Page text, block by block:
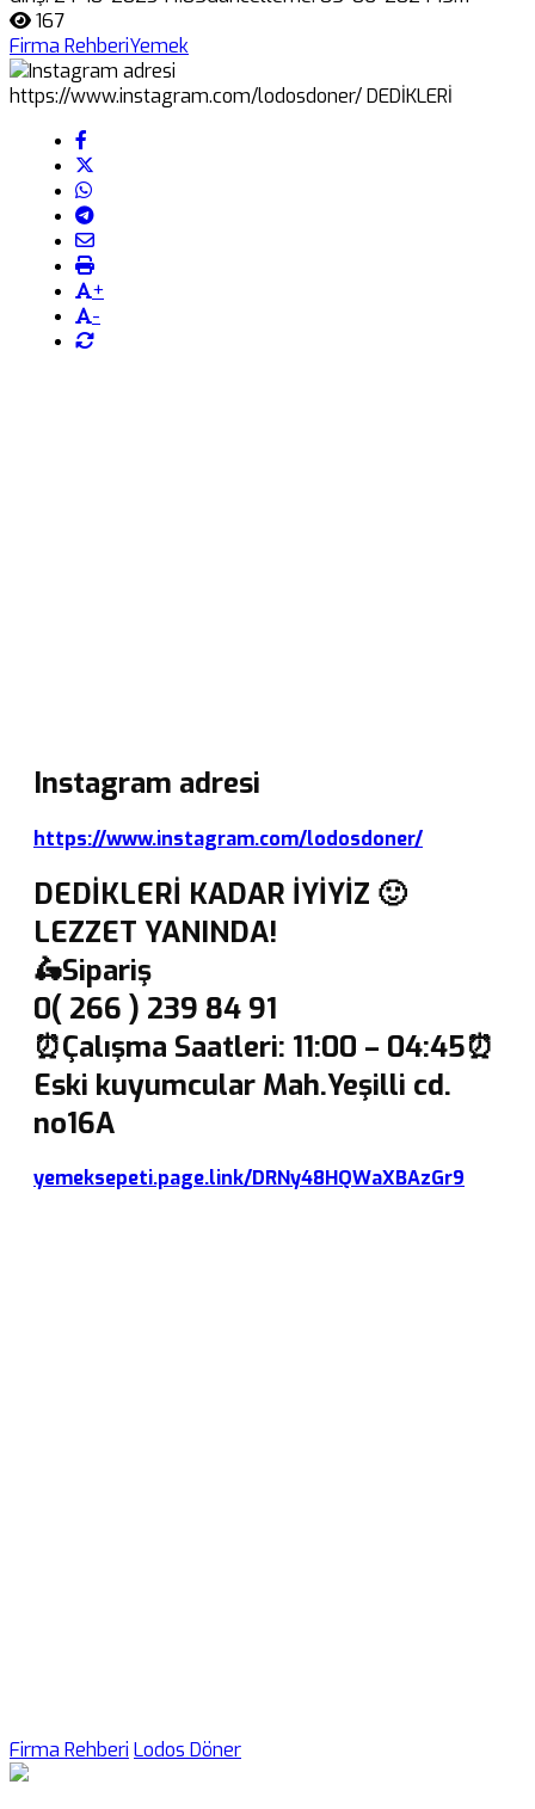
167
Firma RehberiYemek
+
-
Instagram adresi
https://www.instagram.com/lodosdoner/
DEDİKLERİ KADAR İYİYİZ 🙂
LEZZET YANINDA!
🛵Sipariş
0( 266 ) 239 84 91
⏰Çalışma Saatleri: 11:00 – 04:45⏰
Eski kuyumcular Mah.Yeşilli cd.
no16A
yemeksepeti.page.link/DRNy48HQWaXBAzGr9
Firma Rehberi Lodos Döner